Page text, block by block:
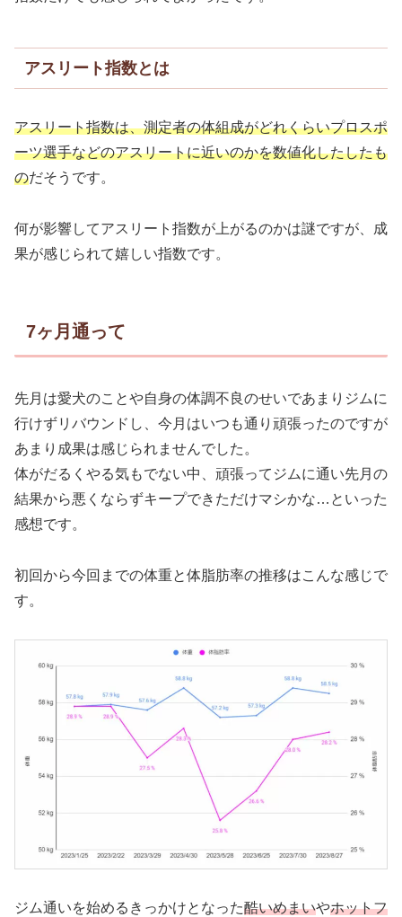
アスリート指数とは
アスリート指数は、測定者の体組成がどれくらいプロスポ
ーツ選手などのアスリートに近いのかを数値化したしたも
のだそうです。
何が影響してアスリート指数が上がるのかは謎ですが、成
果が感じられて嬉しい指数です。
7ヶ月通って
先月は愛犬のことや自身の体調不良のせいであまりジムに
行けずリバウンドし、今月はいつも通り頑張ったのですが
あまり成果は感じられませんでした。
体がだるくやる気もでない中、頑張ってジムに通い先月の
結果から悪くならずキープできただけマシかな…といった
感想です。
初回から今回までの体重と体脂肪率の推移はこんな感じで
す。
ジム通いを始めるきっかけとなった酷いめまいやホットフ